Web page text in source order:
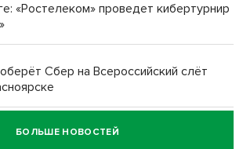
«Ростелеком» проведет кибертурнир
Сбер на Всероссийский слёт
обеспечит
БОЛЬШЕ НОВОСТЕЙ